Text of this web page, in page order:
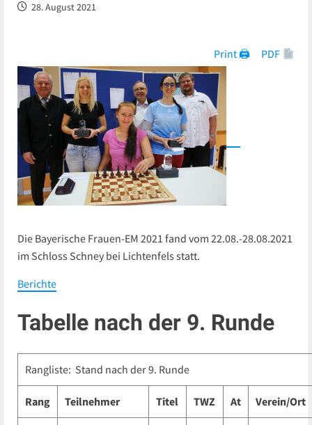
28. August 2021
Print 🖨 PDF
Die Bayerische Frauen-EM 2021 fand vom 22.08.-28.08.2021
im Schloss Schney bei Lichtenfels statt.
Berichte
Tabelle nach der 9. Runde
Rangliste: Stand nach der 9. Runde
Rang Teilnehmer Titel TWZ At Verein/Ort